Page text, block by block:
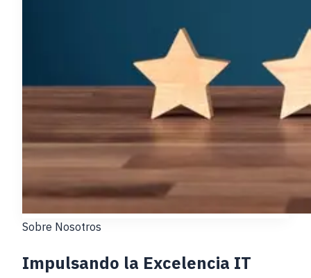
Sobre Nosotros
Impulsando la Excelencia IT